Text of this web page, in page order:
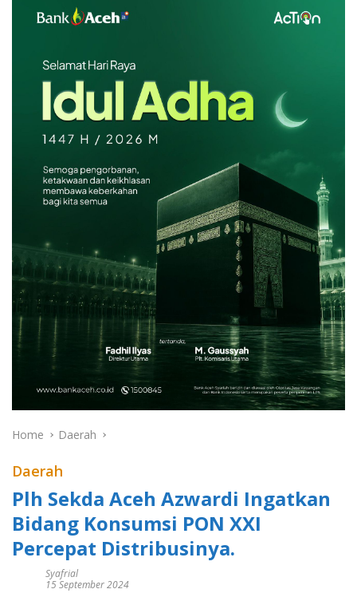
Home Daerah
Daerah
Plh Sekda Aceh Azwardi Ingatkan
Bidang Konsumsi PON XXI
Percepat Distribusinya.
Syafrial
15 September 2024